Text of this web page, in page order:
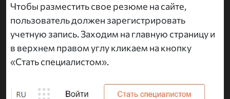
Чтобы разместить свое резюме на сайте,
пользователь должен зарегистрировать
учетную запись. Заходим на главную страницу и
в верхнем правом углу кликаем на кнопку
«Стать специалистом».